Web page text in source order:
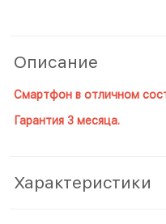
Описание
Смартфон в отличном
Гарантия 3 месяца.
Характеристики